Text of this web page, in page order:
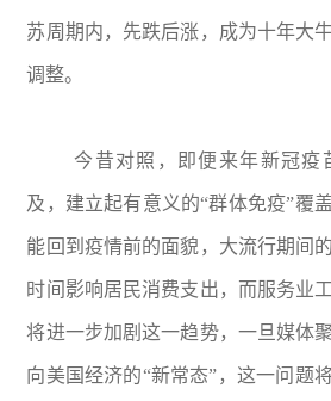
苏周期内，先跌后涨，成为十年大
调整。
今昔对照，即便来年新冠疫
及，建立起有意义的“群体免疫”覆
能回到疫情前的面貌，大流行期间
时间影响居民消费支出，而服务业
将进一步加剧这一趋势，一旦媒体
向美国经济的“新常态”，这一问题